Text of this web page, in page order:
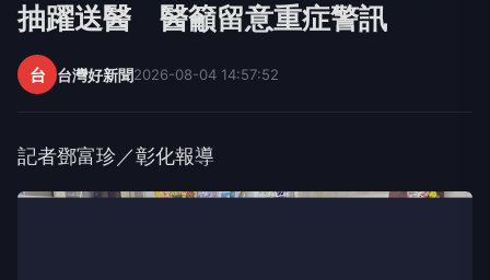
抽躍送醫 醫籲留意重症警訊
台 台灣好新聞2026-08-04 14:57:52
記者鄧富珍／彰化報導